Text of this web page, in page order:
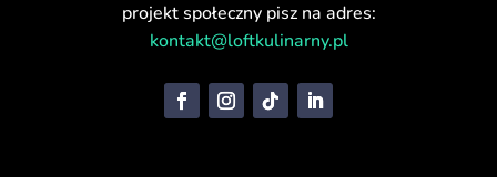
projekt społeczny pisz na adres:
kontakt@loftkulinarny.pl